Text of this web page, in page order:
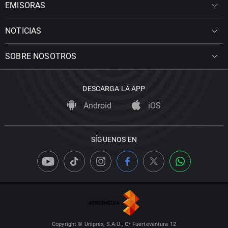
EMISORAS
NOTICIAS
SOBRE NOSOTROS
DESCARGA LA APP
Android iOS
SÍGUENOS EN
Copyright © Uniprex, S.A.U., C/ Fuerteventura 12